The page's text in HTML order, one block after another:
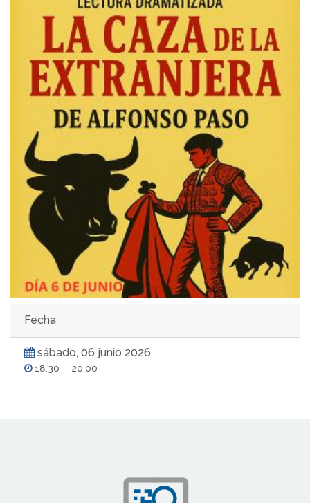
Fecha
sábado, 06 junio 2026
18:30 - 20:00